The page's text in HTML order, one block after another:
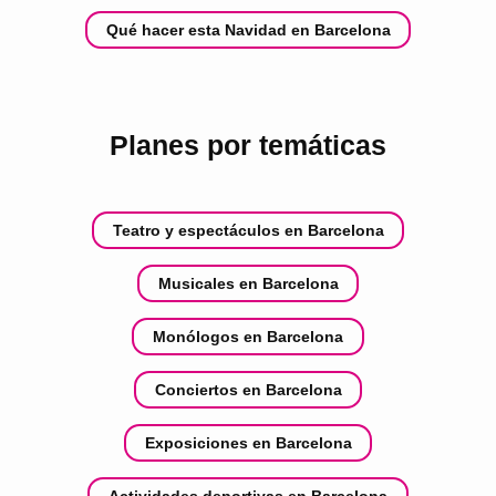
Qué hacer esta Navidad en Barcelona
Planes por temáticas
Teatro y espectáculos en Barcelona
Musicales en Barcelona
Monólogos en Barcelona
Conciertos en Barcelona
Exposiciones en Barcelona